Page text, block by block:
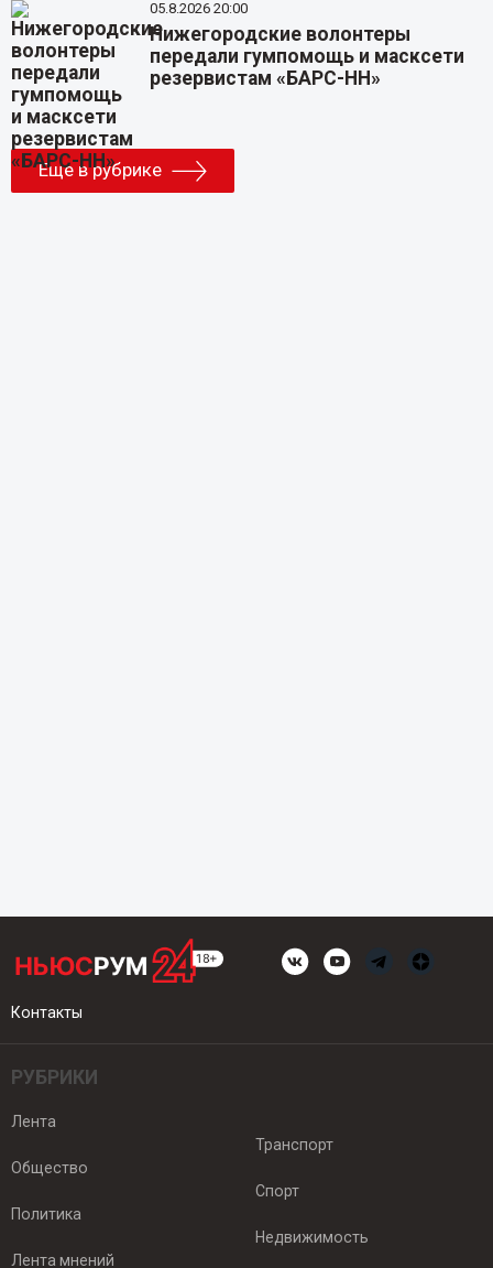
05.8.2026 20:00
Нижегородские волонтеры
передали гумпомощь и масксети
резервистам «БАРС-НН»
Еще в рубрике
Контакты
РУБРИКИ
Лента
Общество
Политика
Лента мнений
Транспорт
Спорт
Недвижимость